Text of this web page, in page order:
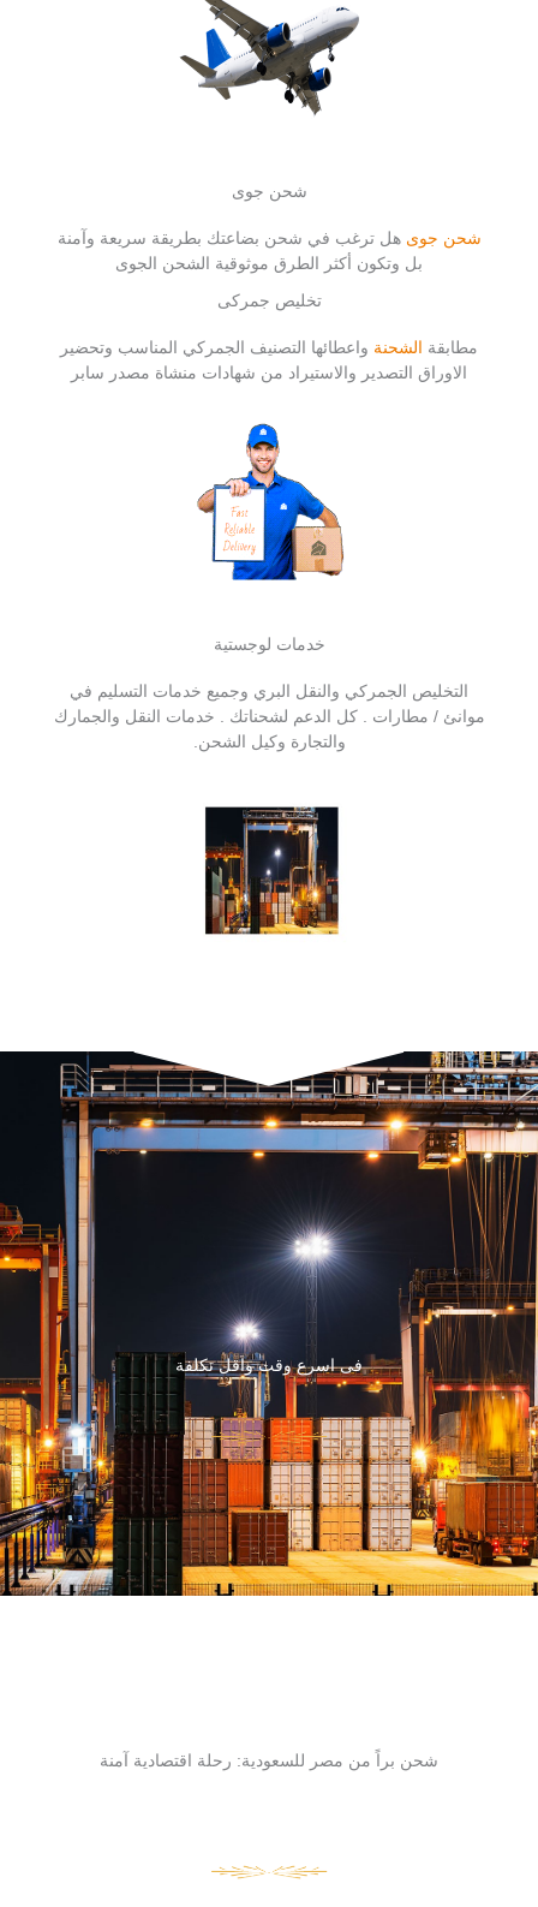
شحن جوى
شحن جوى هل ترغب في شحن بضاعتك بطريقة سريعة وآمنة
بل وتكون أكثر الطرق موثوقية الشحن الجوى
تخليص جمركى
مطابقة الشحنة واعطائها التصنيف الجمركي المناسب وتحضير
الاوراق التصدير والاستيراد من شهادات منشاة مصدر سابر
خدمات لوجستية
التخليص الجمركي والنقل البري وجميع خدمات التسليم في
موانئ / مطارات . كل الدعم لشحناتك . خدمات النقل والجمارك
والتجارة وكيل الشحن.
فى اسرع وقت واقل تكلفة
شحن براً من مصر للسعودية: رحلة اقتصادية آمنة